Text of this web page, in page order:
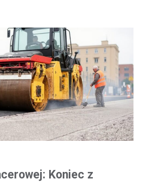
Koniec z